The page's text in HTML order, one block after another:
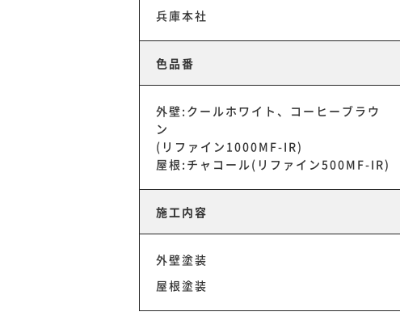
兵庫本社
色品番
外壁:クールホワイト、コーヒーブラウ
ン
(リファイン1000MF-IR)
屋根:チャコール(リファイン500MF-IR)
施工内容
外壁塗装
屋根塗装